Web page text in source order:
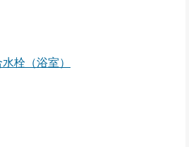
栓（浴室）